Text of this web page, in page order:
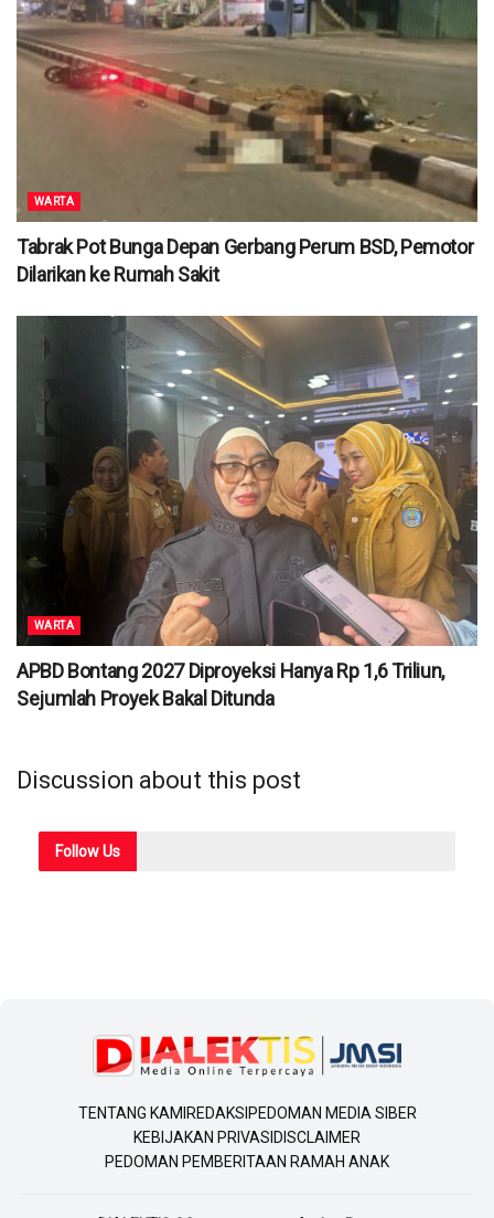
WARTA
Tabrak Pot Bunga Depan Gerbang Perum BSD, Pemotor
Dilarikan ke Rumah Sakit
WARTA
APBD Bontang 2027 Diproyeksi Hanya Rp 1,6 Triliun,
Sejumlah Proyek Bakal Ditunda
Discussion about this post
FollowUs
TENTANG KAMI REDAKSI PEDOMAN MEDIA SIBER
KEBIJAKAN PRIVASI DISCLAIMER
PEDOMAN PEMBERITAAN RAMAH ANAK